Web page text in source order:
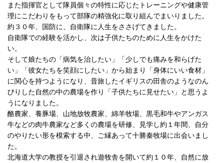
また指揮官として隊員個々の特性に応じたトレーニングや健康管
理にこだわりをもって部隊の精強化に取り組んでまいりました。
約３０年、国防に、自衛隊に人生をささげてきました。
自衛隊での経験を活かし、次は子供たちのために人生をかけた
い。
そして娘たちの「病気を治したい」「少しでも痛みを和らげた
い」「彼女たちを笑顔にしたい」から始まり「身体にいい食材」
に関心を持つようになり、昔旅したイギリスの田舎のようなのん
びりした自然の中の農場を作り「子供たちに見せたい」と思うよ
うになりました。
酪農家、養豚場、山地放牧農家、綿羊牧場、黒毛和牛やアンガス
牛などの肉牛農家など多くの農場を研修、見学し約１年間、自分
のやりたい形を模索する中、ご縁あって十勝秦牧場に出会いまし
た。
北海道大学の教授を引退され遊牧舎を開いて約１０年、自然に放